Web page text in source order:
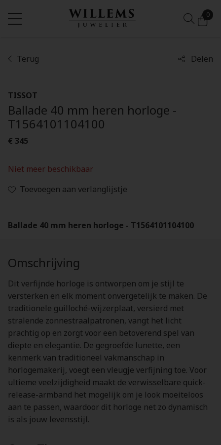
0
Terug Delen
TISSOT
Ballade 40 mm heren horloge -
T1564101104100
€ 345
Niet meer beschikbaar
Toevoegen aan verlanglijstje
Ballade 40 mm heren horloge - T1564101104100
Omschrijving
Dit verfijnde horloge is ontworpen om je stijl te
versterken en elk moment onvergetelijk te maken. De
traditionele guilloché-wijzerplaat, versierd met
stralende zonnestraalpatronen, vangt het licht
prachtig op en zorgt voor een betoverend spel van
diepte en elegantie. De gegroefde lunette, een
kenmerk van traditioneel vakmanschap in
horlogemakerij, voegt een vleugje verfijning toe. Voor
ultieme veelzijdigheid maakt de verwisselbare quick-
release-armband het mogelijk om je look moeiteloos
aan te passen, waardoor dit horloge net zo dynamisch
is als jouw levensstijl.